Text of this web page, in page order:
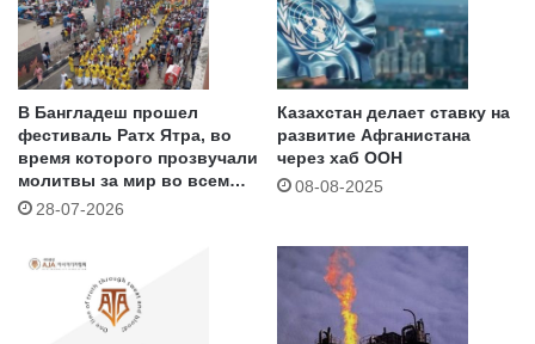
В Бангладеш прошел
фестиваль Ратх Ятра, во
время которого прозвучали
молитвы за мир во всем
мире28-07-2026
Казахстан делает ставку на
развитие Афганистана
через хаб ООН
08-08-2025